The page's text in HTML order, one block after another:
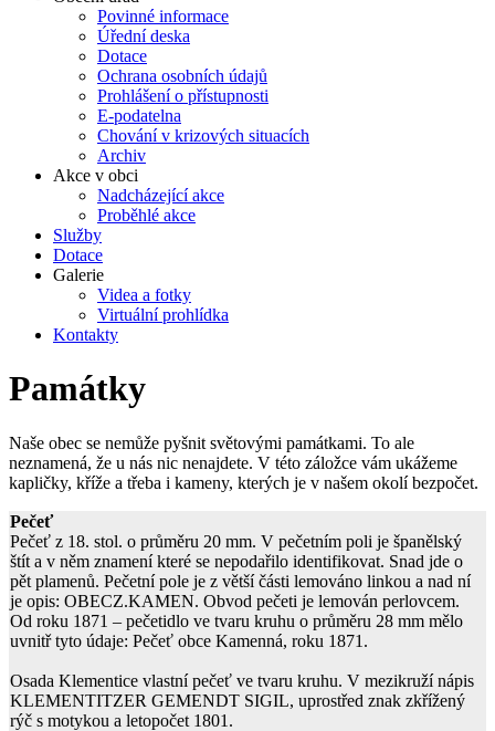
Povinné informace
Úřední deska
Dotace
Ochrana osobních údajů
Prohlášení o přístupnosti
E-podatelna
Chování v krizových situacích
Archiv
Akce v obci
Nadcházející akce
Proběhlé akce
Služby
Dotace
Galerie
Videa a fotky
Virtuální prohlídka
Kontakty
Památky
Naše obec se nemůže pyšnit světovými památkami. To ale
neznamená, že u nás nic nenajdete. V této záložce vám ukážeme
kapličky, kříže a třeba i kameny, kterých je v našem okolí bezpočet.
Pečeť
Pečeť z 18. stol. o průměru 20 mm. V pečetním poli je španělský
štít a v něm znamení které se nepodařilo identifikovat. Snad jde o
pět plamenů. Pečetní pole je z větší části lemováno linkou a nad ní
je opis: OBECZ.KAMEN. Obvod pečeti je lemován perlovcem.
Od roku 1871 – pečetidlo ve tvaru kruhu o průměru 28 mm mělo
uvnitř tyto údaje: Pečeť obce Kamenná, roku 1871.
Osada Klementice vlastní pečeť ve tvaru kruhu. V mezikruží nápis
KLEMENTITZER GEMENDT SIGIL, uprostřed znak zkřížený
rýč s motykou a letopočet 1801.